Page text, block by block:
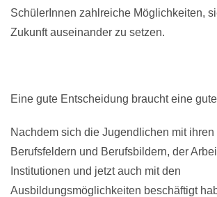
SchülerInnen zahlreiche Möglichkeiten,
Zukunft auseinander zu setzen.
Eine gute Entscheidung braucht eine
Nachdem sich die Jugendlichen mit
Berufsfeldern und Berufsbildern, der
Institutionen und jetzt auch mit den
Ausbildungsmöglichkeiten beschäftigt